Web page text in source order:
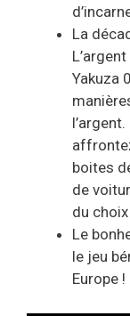
La
Yakuza
boites
de
du
Le
le jeu
Europe